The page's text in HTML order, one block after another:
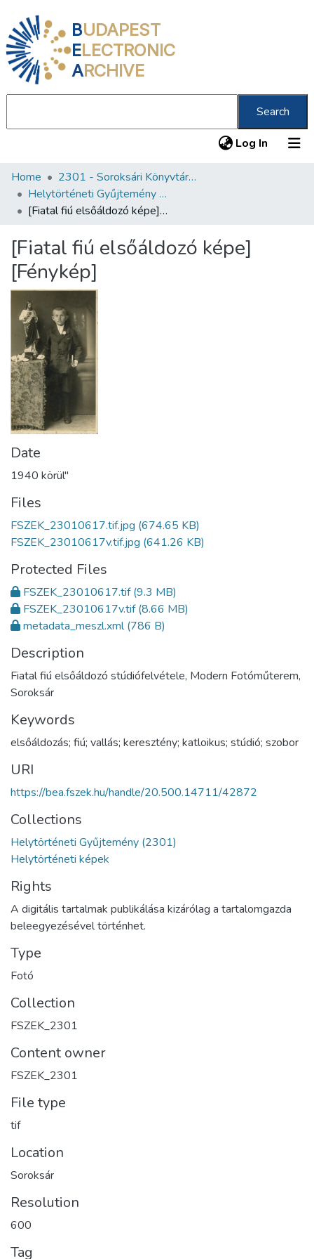
BUDAPEST
ELECTRONIC
ARCHIVE
Search
Log In (current)
Communities & Collections
All of DSpace
About us
Home
2301 - Soroksári Könyvtár Petőfi 200 Emlékkönyvtár
Helytörténeti Gyűjtemény (2301)
[Fiatal fiú elsőáldozó képe] [Fénykép]
[Fiatal fiú elsőáldozó képe]
[Fénykép]
Date
1940 körül"
Files
FSZEK_23010617.tif.jpg (674.65 KB)
FSZEK_23010617v.tif.jpg (641.26 KB)
Protected Files
FSZEK_23010617.tif(9.3 MB)
FSZEK_23010617v.tif(8.66 MB)
metadata_meszl.xml(786 B)
Description
Fiatal fiú elsőáldozó stúdiófelvétele, Modern Fotóműterem,
Soroksár
Keywords
elsőáldozás; fiú; vallás; keresztény; katloikus; stúdió; szobor
URI
https://bea.fszek.hu/handle/20.500.14711/42872
Collections
Helytörténeti Gyűjtemény (2301)
Helytörténeti képek
Rights
A digitális tartalmak publikálása kizárólag a tartalomgazda
beleegyezésével történhet.
Type
Fotó
Collection
FSZEK_2301
Content owner
FSZEK_2301
File type
tif
Location
Soroksár
Resolution
600
Tag